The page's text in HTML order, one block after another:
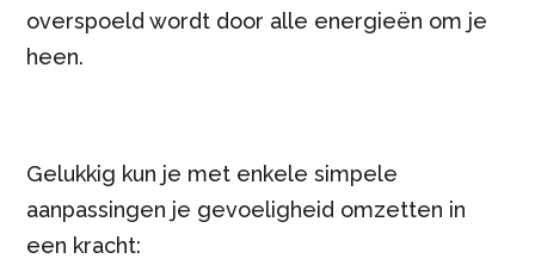
overspoeld wordt door alle energieën om je
heen.
Gelukkig kun je met enkele simpele
aanpassingen je gevoeligheid omzetten in
een kracht: